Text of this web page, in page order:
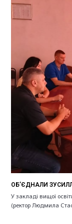
ОБ’ЄДНАЛИ
У закладі вищої
(ректор Людмила